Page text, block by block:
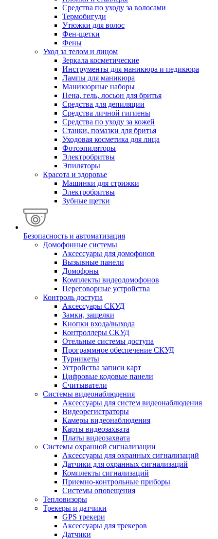
Средства по уходу за волосами
Термобигуди
Утюжки для волос
Фен-щетки
Фены
Уход за телом и лицом
Зеркала косметические
Инструменты для маникюра и педикюра
Лампы для маникюра
Маникюрные наборы
Пена, гель, лосьон для бритья
Средства для депиляции
Средства личной гигиены
Средства по уходу за кожей
Станки, помазки для бритья
Уходовая косметика для лица
Фотоэпиляторы
Электробритвы
Эпиляторы
Красота и здоровье
Машинки для стрижки
Электробритвы
Зубные щетки
Безопасность и автоматизация
Домофонные системы
Аксессуары для домофонов
Вызывные панели
Домофоны
Комплекты видеодомофонов
Переговорные устройства
Контроль доступа
Аксессуары СКУД
Замки, защелки
Кнопки входа/выхода
Контроллеры СКУД
Отельные системы доступа
Программное обеспечение СКУД
Турникеты
Устройства записи карт
Цифровые кодовые панели
Считыватели
Системы видеонаблюдения
Аксессуары для систем видеонаблюдения
Видеорегистраторы
Камеры видеонаблюдения
Карты видеозахвата
Платы видеозахвата
Системы охранной сигнализации
Аксессуары для охранных сигнализаций
Датчики для охранных сигнализаций
Комплекты сигнализаций
Приемно-контрольные приборы
Системы оповещения
Тепловизоры
Трекеры и датчики
GPS трекери
Аксессуары для трекеров
Датчики